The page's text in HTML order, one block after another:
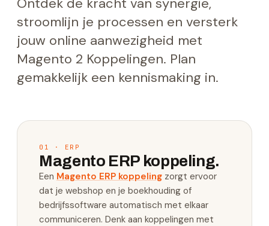
stroomlijn je processen en versterk
jouw online aanwezigheid met
Magento 2 Koppelingen. Plan
gemakkelijk een kennismaking in.
01 · ERP
Magento ERP koppeling.
Een Magento ERP koppeling zorgt ervoor
dat je webshop en je boekhouding of
bedrijfssoftware automatisch met elkaar
communiceren. Denk aan koppelingen met